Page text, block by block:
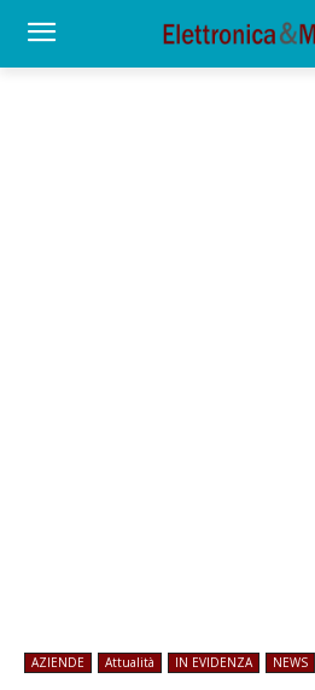
AZIENDE Attualità IN EVIDENZA NEWS